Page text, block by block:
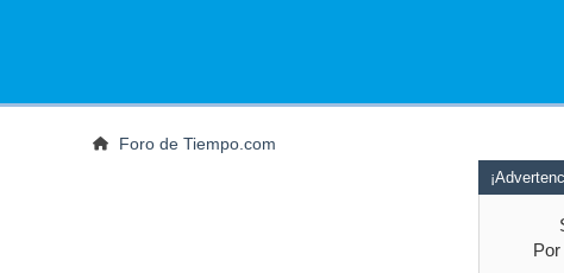
Foro de Tiempo.com